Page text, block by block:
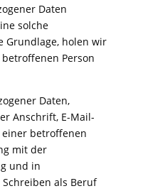
Daten
solche
Grundlage, holen wir
Person
Daten,
Anschrift, E-Mail-
betroffenen
mit der
und in
als Beruf